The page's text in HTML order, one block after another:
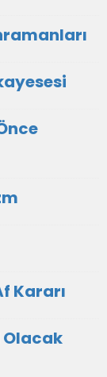
Kararı
Olacak